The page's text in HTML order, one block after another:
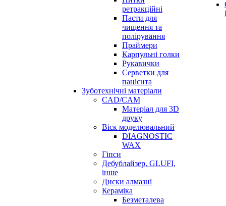
ретракційні
Пасти для
чищення та
полірування
Праймери
Карпульні голки
Рукавички
Серветки для
пацієнта
Зуботехнічні матеріали
CAD/CAM
Матеріал для 3D
друку
Віск моделювальний
DIAGNOSTIC
WAX
Гіпси
Дебублайзер, GLUFI,
інше
Диски алмазні
Кераміка
Безметалева